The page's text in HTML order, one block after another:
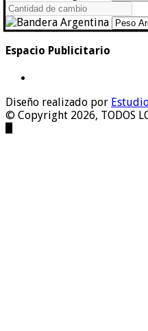
Espacio Publicitario
Diseño realizado por
© Copyright 2026, TODOS